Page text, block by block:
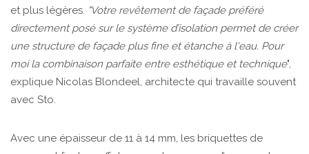
et plus légères. "Votre revêtement de façade préféré
directement posé sur le système d’isolation permet de créer
une structure de façade plus fine et étanche à l'eau. Pour
moi la combinaison parfaite entre esthétique et technique",
explique Nicolas Blondeel, architecte qui travaille souvent
avec Sto.
Avec une épaisseur de 11 à 14 mm, les briquettes de